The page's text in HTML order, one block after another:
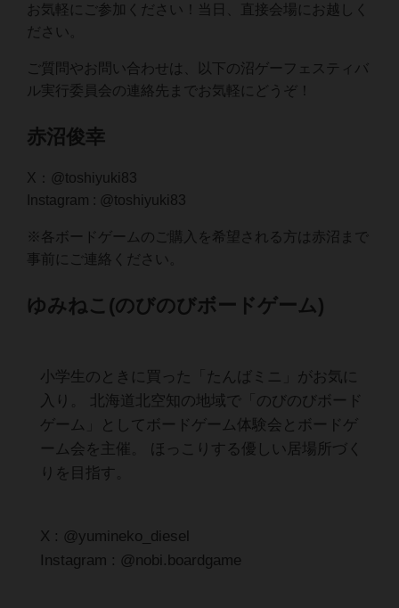
お気軽にご参加ください！当日、直接会場にお越しく
ださい。
ご質問やお問い合わせは、以下の沼ゲーフェスティバ
ル実行委員会の連絡先までお気軽にどうぞ！
赤沼俊幸
X：@toshiyuki83
Instagram : @toshiyuki83
※各ボードゲームのご購入を希望される方は赤沼まで
事前にご連絡ください。
ゆみねこ(のびのびボードゲーム)
小学生のときに買った「たんばミニ」がお気に
入り。 北海道北空知の地域で「のびのびボード
ゲーム」としてボードゲーム体験会とボードゲ
ーム会を主催。 ほっこりする優しい居場所づく
りを目指す。
X : @yumineko_diesel
Instagram : @nobi.boardgame